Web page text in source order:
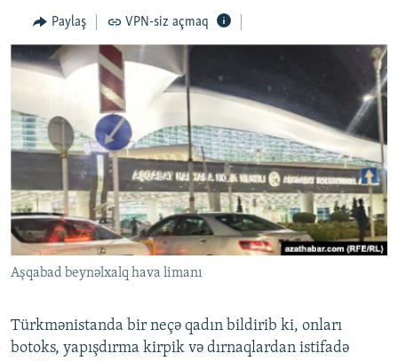
QANUNI DOĞRU
ARAŞDIRMA
MULTIMEDIA
VIDEO
FOTOQALEREYA
İNFOQRAFIKA
KARIKATURA
RADIO ARXIV
OXU ZALI
AZƏRBAYCAN ƏDƏBIYYATI KITABXANASI
İSLAM VƏ DEMOKRATIYA
İZ - MƏDƏNIYYƏT PROQRAMI
HAQQIMIZDA
MISSIYAMIZ
PEŞƏ ETIKASI VƏ JURNALISTIKA STANDARTLARIMIZ
MATERIALLARIMIZDAN ISTIFADƏ
AZADLIQRADIOSU MOBIL TELEFONUNUZDA
XƏBƏR BÜLLETENLƏRIMIZ
BIZI IZLƏ
RFE/RL-in bütün saytları
Paylaş VPN-siz açmaq
Aşqabad beynəlxalq hava limanı
Türkmənistanda bir neçə qadın bildirib ki, onları
botoks, yapışdırma kirpik və dırnaqlardan istifadə